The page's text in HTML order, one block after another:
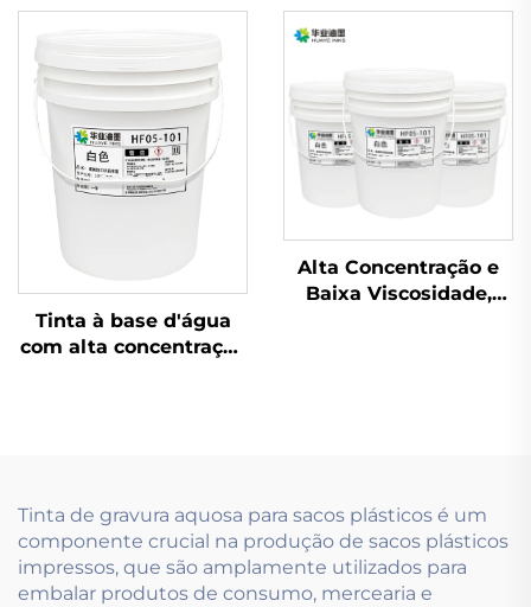
materiais, tintas
flexográficas à base de
água de excelente
qualidade são
aplicáveis.
utilizando tecnologia
de impressão de tinta
Tinta à base d'água
com alta concentração
Alta Concentração e
Baixa Viscosidade,
Tinta de gravura aquosa para sacos plásticos é um
componente crucial na produção de sacos plásticos
impressos, que são amplamente utilizados para
embalar produtos de consumo, mercearia e